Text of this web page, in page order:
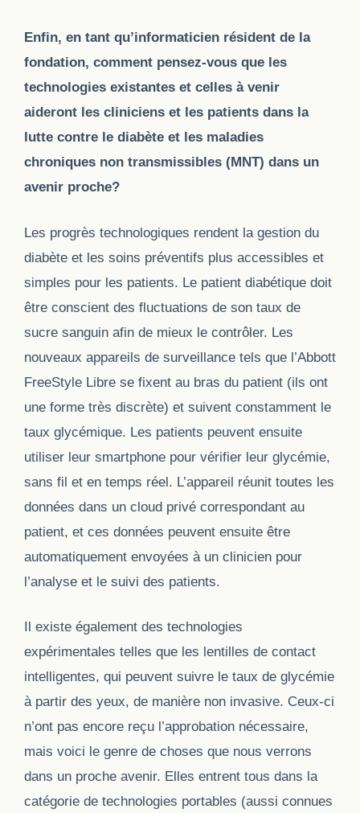
Enfin, en tant qu’informaticien résident de la
fondation, comment pensez-vous que les
technologies existantes et celles à venir
aideront les cliniciens et les patients dans la
lutte contre le diabète et les maladies
chroniques non transmissibles (MNT) dans un
avenir proche?
Les progrès technologiques rendent la gestion du
diabète et les soins préventifs plus accessibles et
simples pour les patients. Le patient diabétique doit
être conscient des fluctuations de son taux de
sucre sanguin afin de mieux le contrôler. Les
nouveaux appareils de surveillance tels que l’Abbott
FreeStyle Libre se fixent au bras du patient (ils ont
une forme très discrète) et suivent constamment le
taux glycémique. Les patients peuvent ensuite
utiliser leur smartphone pour vérifier leur glycémie,
sans fil et en temps réel. L’appareil réunit toutes les
données dans un cloud privé correspondant au
patient, et ces données peuvent ensuite être
automatiquement envoyées à un clinicien pour
l’analyse et le suivi des patients.
Il existe également des technologies
expérimentales telles que les lentilles de contact
intelligentes, qui peuvent suivre le taux de glycémie
à partir des yeux, de manière non invasive. Ceux-ci
n’ont pas encore reçu l’approbation nécessaire,
mais voici le genre de choses que nous verrons
dans un proche avenir. Elles entrent tous dans la
catégorie de technologies portables (aussi connues